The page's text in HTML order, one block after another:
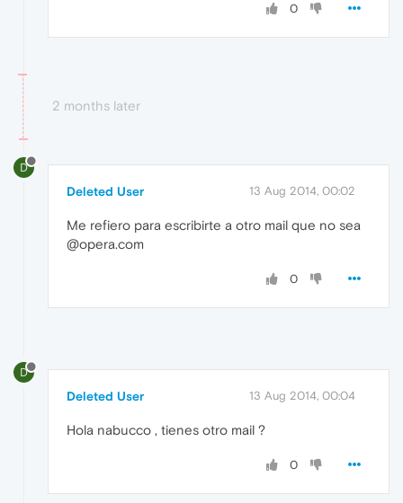
0
2 months later
D
Deleted User 13 Aug 2014, 00:02
Me refiero para escribirte a otro mail que no sea
@opera.com
0
D
Deleted User 13 Aug 2014, 00:04
Hola nabucco , tienes otro mail ?
0